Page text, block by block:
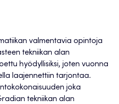
valmentavia opintoja
tekniikan alan
hyödyllisiksi, joten vuonna
laajennettiin tarjontaa.
joka
tekniikan alan